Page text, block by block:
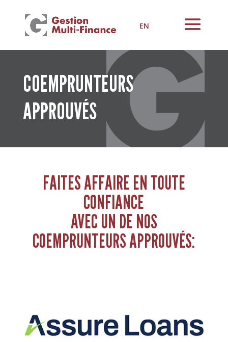
EN
COEMPRUNTEURS
APPROUVÉS
FAITES AFFAIRE EN TOUTE
CONFIANCE
AVEC UN DE NOS
COEMPRUNTEURS APPROUVÉS: